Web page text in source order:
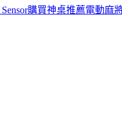
購買神桌推薦電動麻